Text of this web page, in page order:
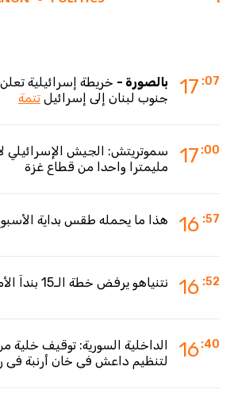
17 :07 بالصورة - خريطة إسرائيلية
جنوب لبنان إلى إسرائيل تتمة
17 :00
سموتريتش: الجيش الإسرائيلي
مليمترا واحدا من قطاع غزة
16 :57 هذا ما يحمله طقس بداية
16 :52 نتنياهو يرفض خطة الـ15 بنداً الأميركية حول غزة
16:40
لتنظيم داعش في خان أرنبة في